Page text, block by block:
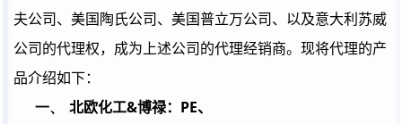
夫公司、美国陶氏公司、美国普立万公司、以及意大利苏威
公司的代理权，成为上述公司的代理经销商。现将代理的产
品介绍如下：
一、 北欧化工&博禄： PE、